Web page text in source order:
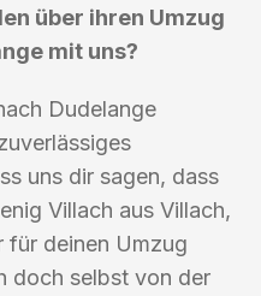
über ihren Umzug
mit uns?
Dudelange
uns dir sagen, dass
Villach aus Villach,
für deinen Umzug
doch selbst von der